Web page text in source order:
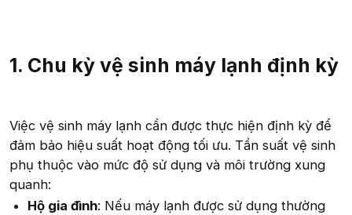
1. Chu kỳ vệ sinh máy lạnh định kỳ
Việc vệ sinh máy lạnh cần được thực hiện định kỳ để
đảm bảo hiệu suất hoạt động tối ưu. Tần suất vệ sinh
phụ thuộc vào mức độ sử dụng và môi trường xung
quanh:
Hộ gia đình: Nếu máy lạnh được sử dụng thường